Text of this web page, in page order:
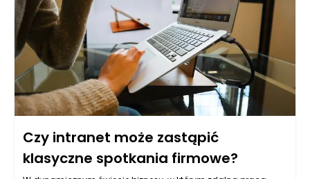
Czy intranet może zastąpić
klasyczne spotkania firmowe?